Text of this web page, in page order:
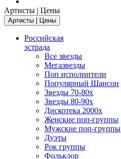
Артисты | Цены
Артисты | Цены
Российская
эстрада
Все звезды
Мегазвезды
Поп исполнители
Популярный Шансон
Звезды 70-80х
Звезды 80-90х
Дискотека 2000х
Женские поп-группы
Мужские поп-группы
Дуэты
Рок группы
Фольклор